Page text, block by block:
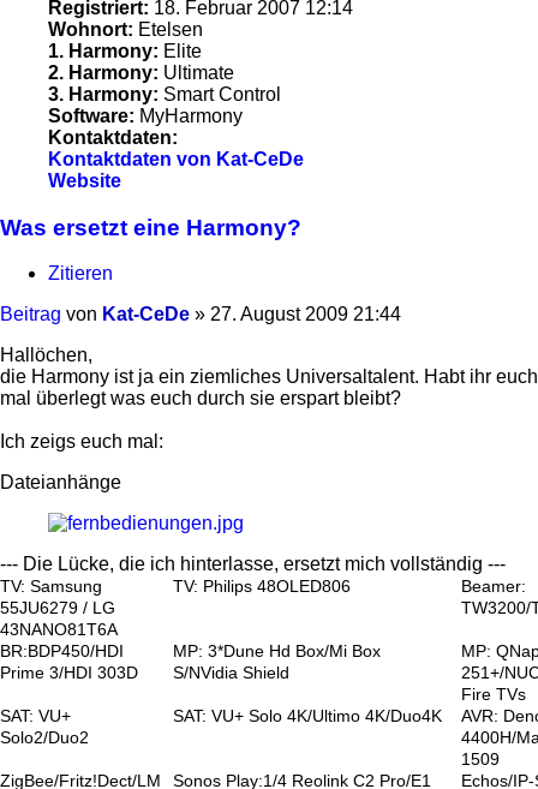
Registriert: 18. Februar 2007 12:14
Wohnort: Etelsen
1. Harmony: Elite
2. Harmony: Ultimate
3. Harmony: Smart Control
Software: MyHarmony
Kontaktdaten:
Kontaktdaten von Kat-CeDe
Website
Was ersetzt eine Harmony?
Zitieren
Beitrag von Kat-CeDe » 27. August 2009 21:44
Hallöchen,
die Harmony ist ja ein ziemliches Universaltalent. Habt ihr euch
mal überlegt was euch durch sie erspart bleibt?
Ich zeigs euch mal:
Dateianhänge
--- Die Lücke, die ich hinterlasse, ersetzt mich vollständig ---
TV: Samsung
55JU6279 / LG
43NANO81T6A
TV: Philips 48OLED806
Beamer:
TW3200/
BR:BDP450/HDI
Prime 3/HDI 303D
MP: 3*Dune Hd Box/Mi Box
S/NVidia Shield
MP:
251+/
Fire TVs
SAT: VU+
Solo2/Duo2
SAT: VU+ Solo 4K/Ultimo 4K/Duo4K
AVR:
4400H/
1509
ZigBee/Fritz!Dect/LM
Sonos Play:1/4 Reolink C2 Pro/E1
Echos/